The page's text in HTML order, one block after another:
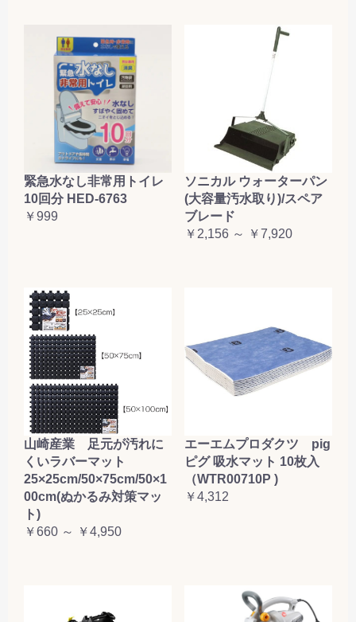
緊急水なし非常用トイレ
10回分 HED-6763
￥999
ソニカル ウォーターパン
(大容量汚水取り)/スペア
ブレード
￥2,156 ～ ￥7,920
山崎産業 足元が汚れに
くいラバーマット
25×25cm/50×75cm/50×1
00cm(ぬかるみ対策マッ
ト)
￥660 ～ ￥4,950
エーエムプロダクツ pig
ピグ 吸水マット 10枚入
（WTR00710P )
￥4,312